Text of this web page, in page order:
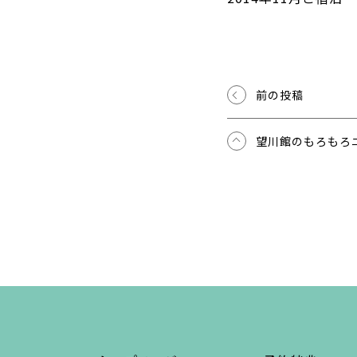
前の投稿
望川館のもろもろ